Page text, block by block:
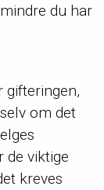
du har
gifteringen,
om det
de viktige
kreves